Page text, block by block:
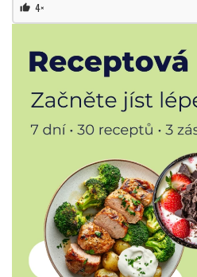
thumb_up 4×